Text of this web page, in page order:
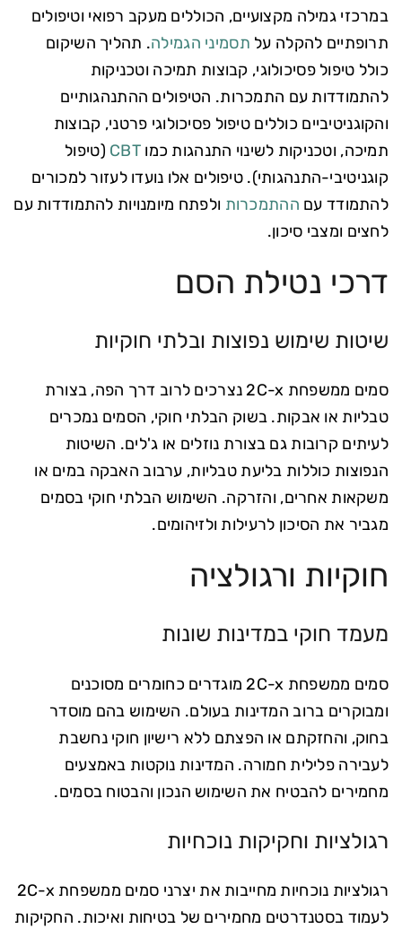
במרכזי גמילה מקצועיים, הכוללים מעקב רפואי וטיפולים
תרופתיים להקלה על תסמיני הגמילה. תהליך השיקום
כולל טיפול פסיכולוגי, קבוצות תמיכה וטכניקות
להתמודדות עם התמכרות. הטיפולים ההתנהגותיים
והקוגניטיביים כוללים טיפול פסיכולוגי פרטני, קבוצות
תמיכה, וטכניקות לשינוי התנהגות כמו CBT (טיפול
קוגניטיבי-התנהגותי). טיפולים אלו נועדו לעזור למכורים
להתמודד עם ההתמכרות ולפתח מיומנויות להתמודדות עם
לחצים ומצבי סיכון.
דרכי נטילת הסם
שיטות שימוש נפוצות ובלתי חוקיות
סמים ממשפחת 2C-x נצרכים לרוב דרך הפה, בצורת
טבליות או אבקות. בשוק הבלתי חוקי, הסמים נמכרים
לעיתים קרובות גם בצורת נוזלים או ג'לים. השיטות
הנפוצות כוללות בליעת טבליות, ערבוב האבקה במים או
משקאות אחרים, והזרקה. השימוש הבלתי חוקי בסמים
מגביר את הסיכון לרעילות ולזיהומים.
חוקיות ורגולציה
מעמד חוקי במדינות שונות
סמים ממשפחת 2C-x מוגדרים כחומרים מסוכנים
ומבוקרים ברוב המדינות בעולם. השימוש בהם מוסדר
בחוק, והחזקתם או הפצתם ללא רישיון חוקי נחשבת
לעבירה פלילית חמורה. המדינות נוקטות באמצעים
מחמירים להבטיח את השימוש הנכון והבטוח בסמים.
רגולציות וחקיקות נוכחיות
רגולציות נוכחיות מחייבות את יצרני סמים ממשפחת 2C-x
לעמוד בסטנדרטים מחמירים של בטיחות ואיכות. החקיקות